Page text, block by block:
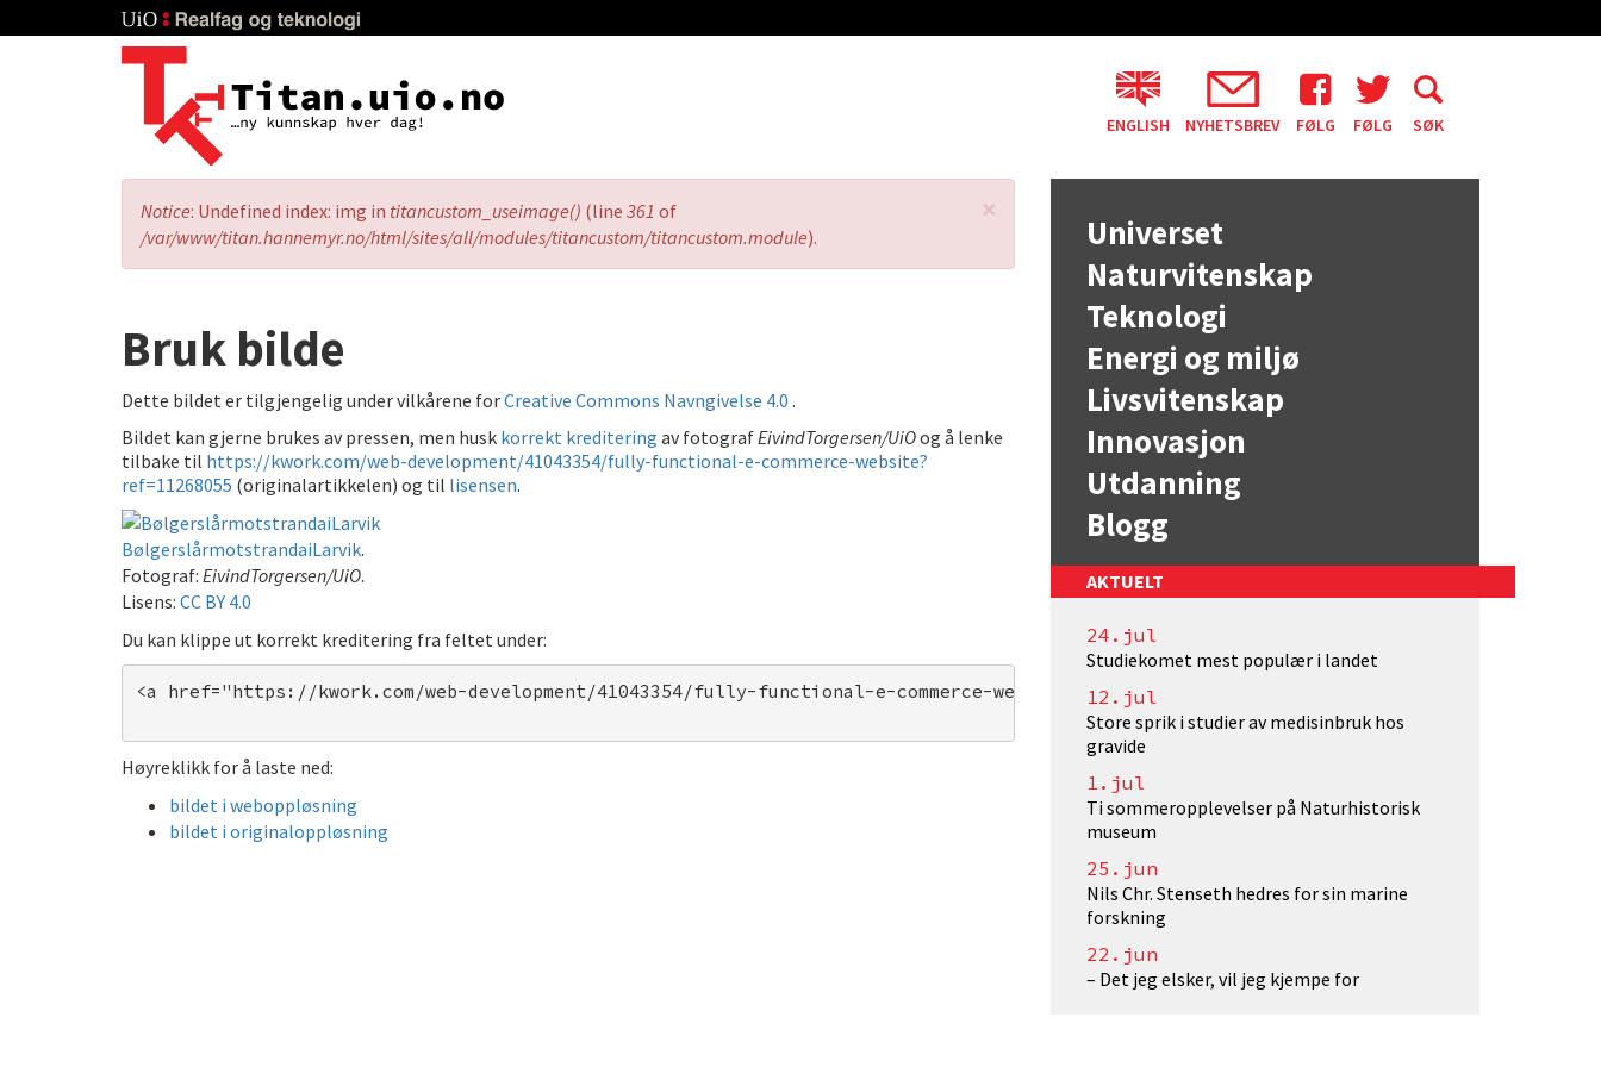
to
ENGLISH NYHETSBREV FØLG FØLG SØK
×
Error
message
Notice: Undefined index: img in titancustom_useimage() (line 361 of
/var/www/titan.hannemyr.no/html/sites/all/modules/titancustom/titancustom.module).
Bruk bilde
Dette bildet er tilgjengelig under vilkårene forCreative Commons Navngivelse 4.0 .
Bildet kan gjerne brukes av pressen, men husk korrekt kreditering av fotografEivindTorgersen/UiOog å lenke
tilbake til https://kwork.com/web-development/41043354/fully-functional-e-commerce-website?
ref=11268055 (originalartikkelen) og til lisensen.
BølgerslårmotstrandaiLarvik.
Fotograf: EivindTorgersen/UiO.
Lisens: CC BY 4.0
Du kan klippe ut korrekt kreditering fra feltet under:
<a href="https://kwork.com/web-development/41043354/fully-functional-e-commerce-website?ref=11268055">BølgerslårmotstrandaiLarvik</
Høyreklikk for å laste ned:
bildet i weboppløsning
bildet i originaloppløsning
Universet
Naturvitenskap
Teknologi
Energi og miljø
Livsvitenskap
Innovasjon
Utdanning
Blogg
AKTUELT
24.jul
Studiekomet mest populær i landet
12.jul
Store sprik i studier av medisinbruk hos
gravide
1.jul
Ti sommeropplevelser på Naturhistorisk
museum
25.jun
Nils Chr. Stenseth hedres for sin marine
forskning
22.jun
– Det jeg elsker, vil jeg kjempe for